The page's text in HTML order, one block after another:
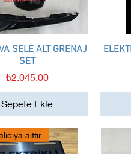
Hızlı Bakış
SELE ALT GRENAJ
SET
Fiyat
₺2.045,00
Sepete Ekle
aittir